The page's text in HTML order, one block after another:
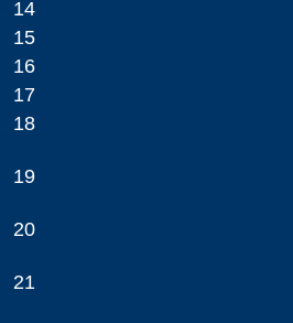
14
15
16
17
18
19
20
21